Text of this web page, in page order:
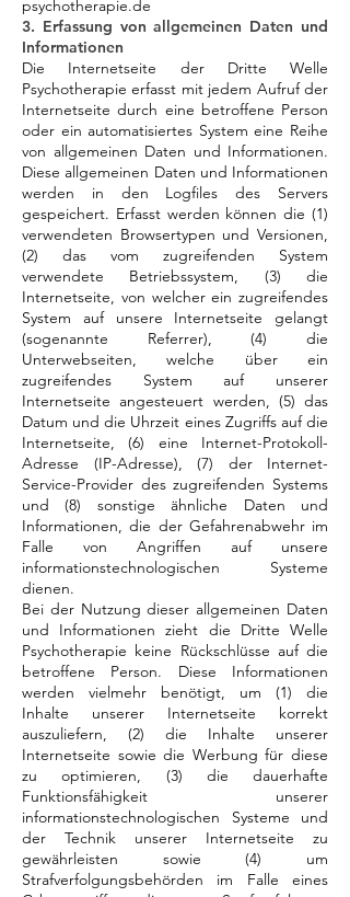
psychotherapie.de
3. Erfassung von allgemeinen Daten und
Informationen
Die Internetseite der Dritte Welle
Psychotherapie erfasst mit jedem Aufruf der
Internetseite durch eine betroffene Person
oder ein automatisiertes System eine Reihe
von allgemeinen Daten und Informationen.
Diese allgemeinen Daten und Informationen
werden in den Logfiles des Servers
gespeichert. Erfasst werden können die (1)
verwendeten Browsertypen und Versionen,
(2) das vom zugreifenden System
verwendete Betriebssystem, (3) die
Internetseite, von welcher ein zugreifendes
System auf unsere Internetseite gelangt
(sogenannte Referrer), (4) die
Unterwebseiten, welche über ein
zugreifendes System auf unserer
Internetseite angesteuert werden, (5) das
Datum und die Uhrzeit eines Zugriffs auf die
Internetseite, (6) eine Internet-Protokoll-
Adresse (IP-Adresse), (7) der Internet-
Service-Provider des zugreifenden Systems
und (8) sonstige ähnliche Daten und
Informationen, die der Gefahrenabwehr im
Falle von Angriffen auf unsere
informationstechnologischen Systeme
dienen.
Bei der Nutzung dieser allgemeinen Daten
und Informationen zieht die Dritte Welle
Psychotherapie keine Rückschlüsse auf die
betroffene Person. Diese Informationen
werden vielmehr benötigt, um (1) die
Inhalte unserer Internetseite korrekt
auszuliefern, (2) die Inhalte unserer
Internetseite sowie die Werbung für diese
zu optimieren, (3) die dauerhafte
Funktionsfähigkeit unserer
informationstechnologischen Systeme und
der Technik unserer Internetseite zu
gewährleisten sowie (4) um
Strafverfolgungsbehörden im Falle eines